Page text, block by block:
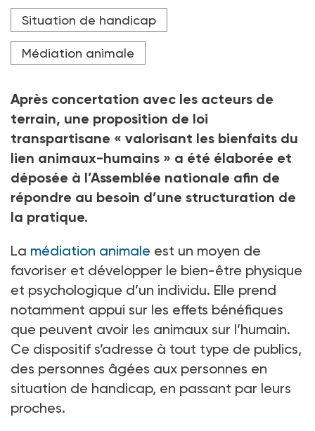
bien-être physique, psychologique et social des
personnes, par le biais d’interactions avec des
animaux choisis et formés à cet effet, le cas échéant."
Situation de handicap
Médiation animale
Après concertation avec les acteurs de
terrain, une proposition de loi
transpartisane « valorisant les bienfaits du
lien animaux-humains » a été élaborée et
déposée à l’Assemblée nationale afin de
répondre au besoin d’une structuration de
la pratique.
La médiation animale est un moyen de
favoriser et développer le bien-être physique
et psychologique d’un individu. Elle prend
notamment appui sur les effets bénéfiques
que peuvent avoir les animaux sur l’humain.
Ce dispositif s’adresse à tout type de publics,
des personnes âgées aux personnes en
situation de handicap, en passant par leurs
proches.